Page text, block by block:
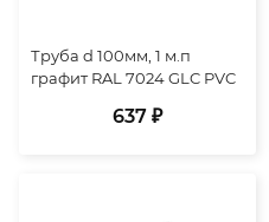
Труба d 100мм, 1 м.п
графит RAL 7024 GLC PVC
637 ₽